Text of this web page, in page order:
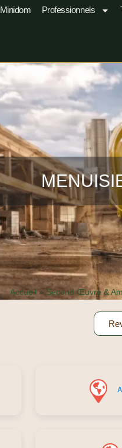
Minidom Professionnels
Accueil » Second Œuvre &